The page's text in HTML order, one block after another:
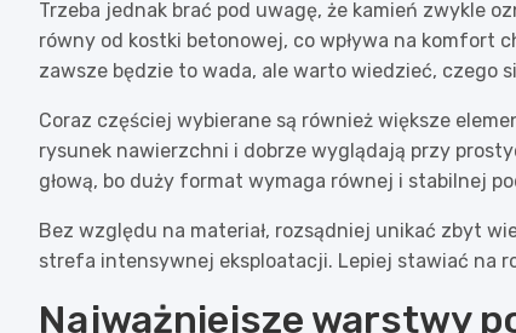
Trzeba jednak brać pod uwagę, że kamień zwykle
równy od kostki betonowej, co wpływa na komfort
zawsze będzie to wada, ale warto wiedzieć, czego
Coraz częściej wybierane są również większe
rysunek nawierzchni i dobrze wyglądają przy
głową, bo duży format wymaga równej i stabilnej
Bez względu na materiał, rozsądniej unikać zbyt
strefa intensywnej eksploatacji. Lepiej stawiać na
Najważniejsze warstwy